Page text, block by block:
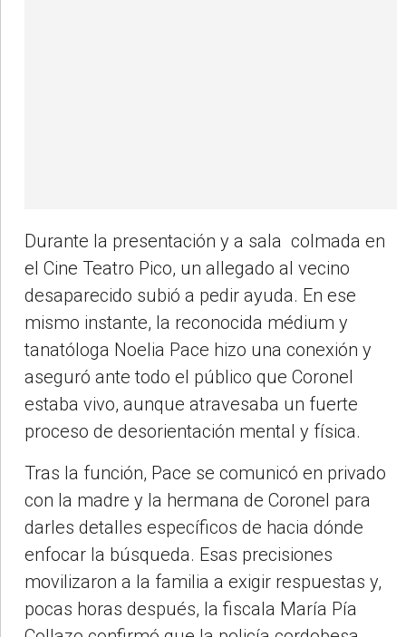
Durante la presentación y a sala colmada en
el Cine Teatro Pico, un allegado al vecino
desaparecido subió a pedir ayuda. En ese
mismo instante, la reconocida médium y
tanatóloga Noelia Pace hizo una conexión y
aseguró ante todo el público que Coronel
estaba vivo, aunque atravesaba un fuerte
proceso de desorientación mental y física.
Tras la función, Pace se comunicó en privado
con la madre y la hermana de Coronel para
darles detalles específicos de hacia dónde
enfocar la búsqueda. Esas precisiones
movilizaron a la familia a exigir respuestas y,
pocas horas después, la fiscala María Pía